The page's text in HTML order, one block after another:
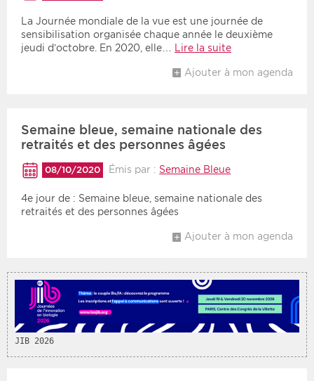
Période Tri
Chronologique
La Journée mondiale de la vue est une journée de
sensibilisation organisée chaque année le deuxième
jeudi d’octobre. En 2020, elle… Lire la suite
Ajouter à mon agenda
Semaine bleue, semaine nationale des
retraités et des personnes âgées
08/10/2020 Émis par : Semaine Bleue
4e jour de : Semaine bleue, semaine nationale des
retraités et des personnes âgées
Ajouter à mon agenda
JIB 2026